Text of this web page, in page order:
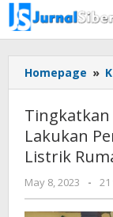
Skip
to
content
Homepage »
Tingkatkan
Lakukan
Listrik
May 8, 2023
by
-